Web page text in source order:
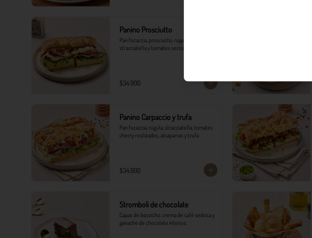
Panino Prosciutto
Pan focaccia, prosciutto, rúgula,
stracciatella y tomates secos
$34.900
Panino Carpaccio y trufa
Pan focaccia, rúgula, stracciatella, tomates
cherry rostizados, alcaparras y trufa
$34.900
Stromboli de chocolate
Capas de bizcocho, crema de café sedosa y
ganache de chocolate intenso.